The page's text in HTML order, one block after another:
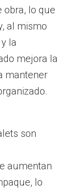
obra, lo que
al mismo
la
mejora la
mantener
son
aumentan
lo